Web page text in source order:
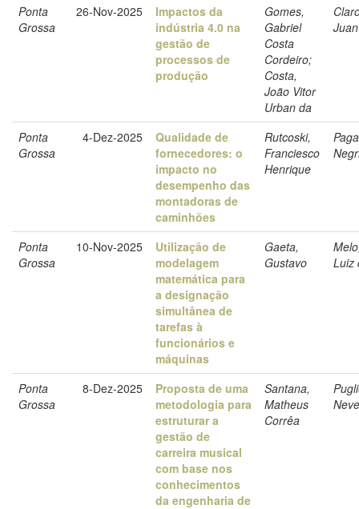
Ponta
Grossa
26-Nov-2025
Impactos da
indústria 4.0 na
gestão de
processos de
produção
Gomes,
Gabriel
Costa
Cordeiro;
Costa,
João Vitor
Urban da
Ponta
Grossa
4-Dez-2025
Qualidade de
fornecedores: o
impacto no
desempenho das
montadoras de
caminhões
Rutcoski,
Franciesco
Henrique
Ponta
Grossa
10-Nov-2025
Utilização de
modelagem
matemática para
a designação
simultânea de
tarefas à
funcionários e
máquinas
Gaeta,
Gustavo
Luiz
Ponta
Grossa
8-Dez-2025
Proposta de uma
metodologia para
estruturar a
gestão de
carreira musical
com base nos
conhecimentos
da engenharia de
Santana,
Matheus
Corrêa